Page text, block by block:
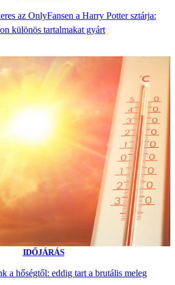
az OnlyFansen a Harry Potter sztárja:
különös tartalmakat gyárt
IDŐJÁRÁS
a hőségtől: eddig tart a brutális meleg